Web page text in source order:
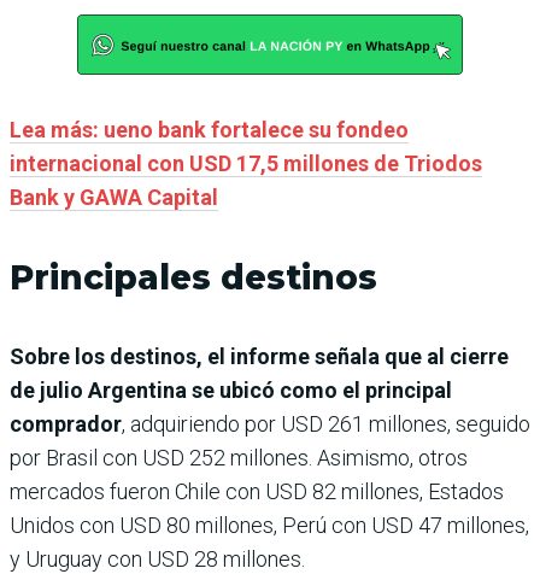
Lea más: ueno bank fortalece su fondeo
internacional con USD 17,5 millones de Triodos
Bank y GAWA Capital
Principales destinos
Sobre los destinos, el informe señala que al cierre
de julio Argentina se ubicó como el principal
comprador, adquiriendo por USD 261 millones, seguido
por Brasil con USD 252 millones. Asimismo, otros
mercados fueron Chile con USD 82 millones, Estados
Unidos con USD 80 millones, Perú con USD 47 millones,
y Uruguay con USD 28 millones.